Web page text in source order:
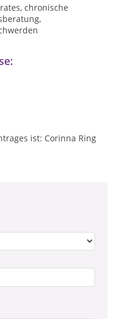
chronische
ist: Corinna Ring